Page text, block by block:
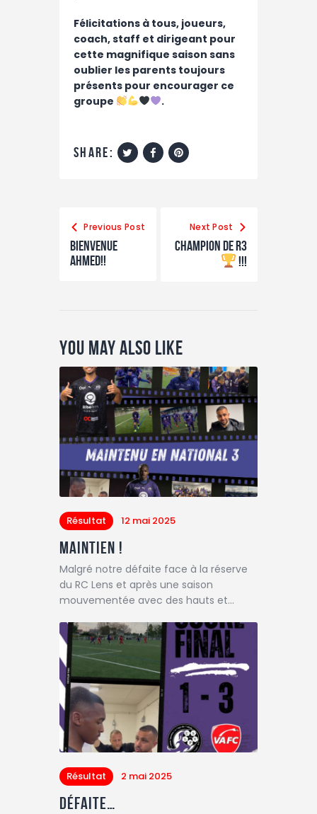
Félicitations à tous, joueurs,
coach, staff et dirigeant pour
cette magnifique saison sans
oublier les parents toujours
présents pour encourager ce
groupe
.
share:
Previous Post
Bienvenue
Ahmed!!
Next Post
CHAMPION de R3
!!!
You May Also Like
Résultat 12 mai 2025
Maintien !
Malgré notre défaite face à la réserve
du RC Lens et après une saison
mouvementée avec des hauts et…
Résultat 2 mai 2025
Défaite…